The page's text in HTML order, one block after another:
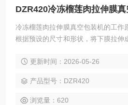
DZR420冷冻榴莲肉拉伸膜
冷冻榴莲肉拉伸膜真空包装机的工作
根据预设的尺寸和形状，将下膜拉伸
充气：在封合箱中，对包装物进行真
下膜在封合箱中通过热合方式进行封
切割分离：通过横切和纵切将包装好
更新时间：2026-05-26
产品型号：DZR420
浏览量：620